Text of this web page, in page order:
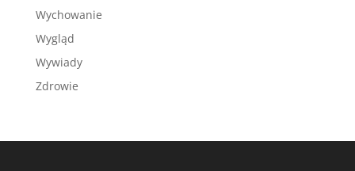
Wychowanie
Wygląd
Wywiady
Zdrowie